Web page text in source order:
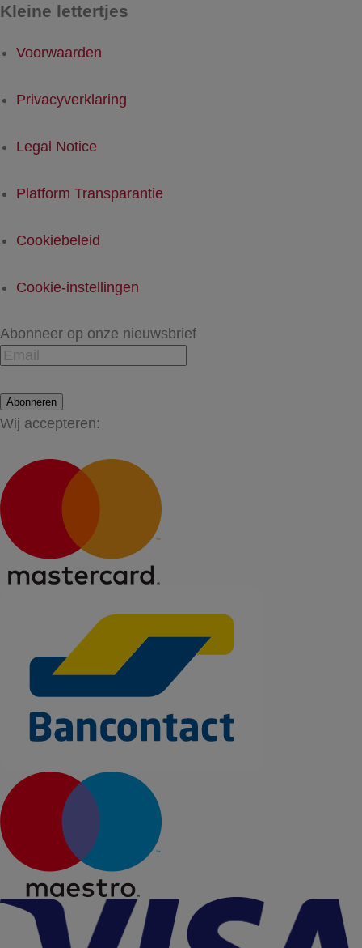
Kleine lettertjes
Voorwaarden
Privacyverklaring
Legal Notice
Platform Transparantie
Cookiebeleid
Cookie-instellingen
Abonneer op onze nieuwsbrief
Abonneren
Wij accepteren: